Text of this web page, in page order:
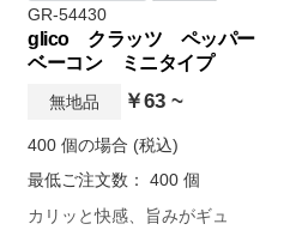
GR-54430
glico クラッツ ペッパー
ベーコン ミニタイプ
無地品 ￥63 ~
400 個の場合 (税込)
最低ご注文数： 400 個
カリッと快感、旨みがギュ